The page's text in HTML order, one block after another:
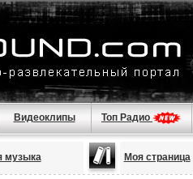
Видеоклипы Топ Радио
музыка Моя страница